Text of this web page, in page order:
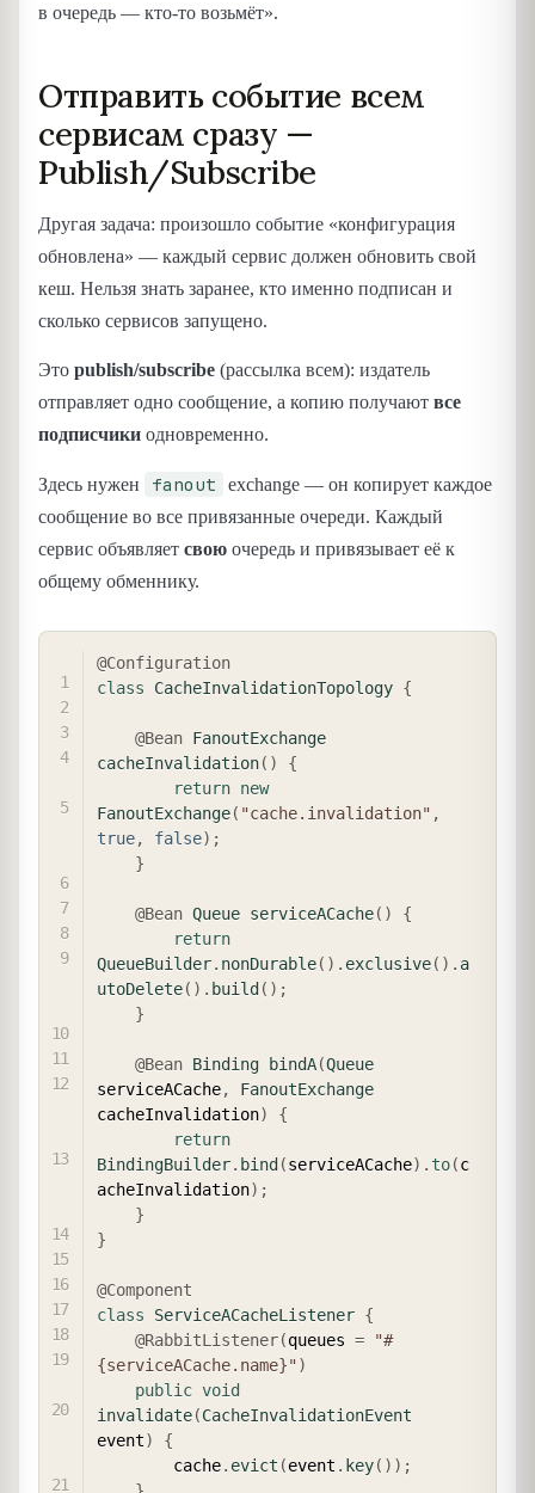
в очередь — кто-то возьмёт».
Отправить событие всем
сервисам сразу —
Publish/Subscribe
Другая задача: произошло событие «конфигурация
обновлена» — каждый сервис должен обновить свой
кеш. Нельзя знать заранее, кто именно подписан и
сколько сервисов запущено.
Это publish/subscribe (рассылка всем): издатель
отправляет одно сообщение, а копию получают все
подписчики одновременно.
Здесь нужен fanout
exchange — он копирует каждое
сообщение во все привязанные очереди. Каждый
сервис объявляет свою очередь и привязывает её к
общему обменнику.
@Configuration
class
CacheInvalidationTopology {
@Bean FanoutExchange
cacheInvalidation( )
{
return new
FanoutExchange( "cache.invalidation" ,
true, false) ;
}
@Bean Queue serviceACache( )
{
return
QueueBuilder. nonDurable( ) . exclusive( ) . a
utoDelete( ) . build ( ) ;
}
@Bean Binding bindA(Queue
serviceACache,
FanoutExchange
cacheInvalidation)
{
return
BindingBuilder. bind (serviceACache) . to(c
acheInvalidation) ;
}
}
@Component
class
ServiceACacheListener {
@RabbitListener(queues =
"#
{serviceACache.name}")
public void
invalidate(CacheInvalidationEvent
event)
{
        cache
. evict (event . key( ) ) ;